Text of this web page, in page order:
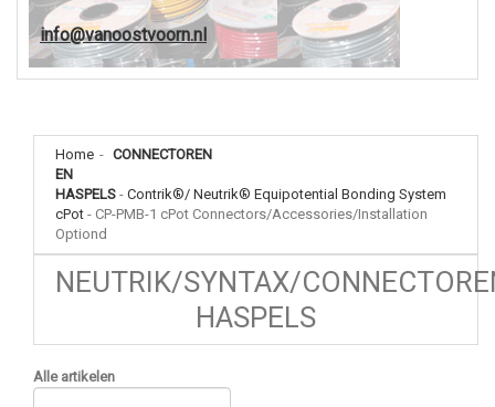
info@vanoostvoorn.nl
Home - CONNECTOREN
EN
HASPELS - Contrik®/ Neutrik® Equipotential Bonding System
cPot - CP-PMB-1 cPot Connectors/Accessories/Installation
Optiond
NEUTRIK/SYNTAX/
HASPELS
Alle artikelen